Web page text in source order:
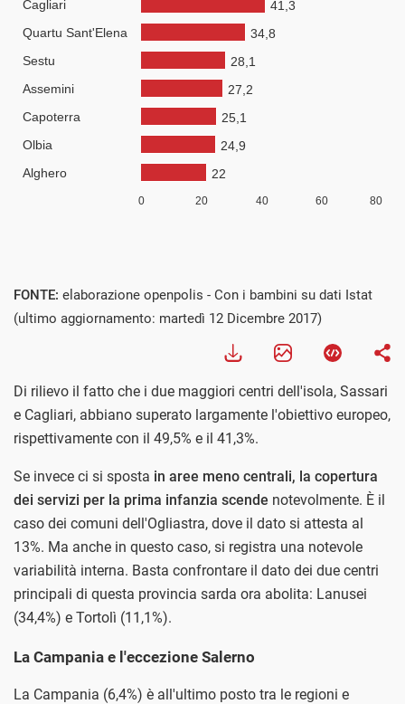
FONTE: elaborazione openpolis - Con i bambini su dati Istat
(ultimo aggiornamento: martedì 12 Dicembre 2017)
Di rilievo il fatto che i due maggiori centri dell'isola, Sassari
e Cagliari, abbiano superato largamente l'obiettivo europeo,
rispettivamente con il 49,5% e il 41,3%.
Se invece ci si sposta in aree meno centrali, la copertura
dei servizi per la prima infanzia scende notevolmente. È il
caso dei comuni dell'Ogliastra, dove il dato si attesta al
13%. Ma anche in questo caso, si registra una notevole
variabilità interna. Basta confrontare il dato dei due centri
principali di questa provincia sarda ora abolita: Lanusei
(34,4%) e Tortolì (11,1%).
La Campania e l'eccezione Salerno
La Campania (6,4%) è all'ultimo posto tra le regioni e